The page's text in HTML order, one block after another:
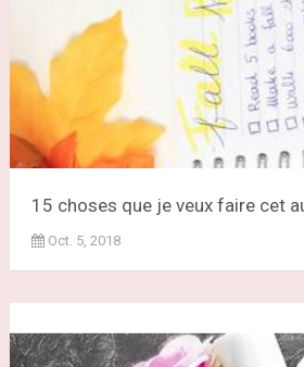
15 choses que je veux faire cet
Oct. 5, 2018